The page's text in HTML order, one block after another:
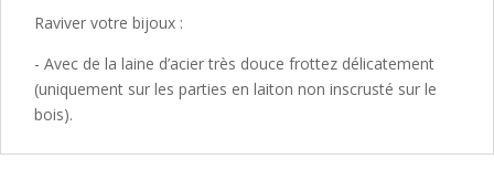
Raviver votre bijoux :
- Avec de la laine d’acier très douce frottez délicatement
(uniquement sur les parties en laiton non inscrusté sur le
bois).